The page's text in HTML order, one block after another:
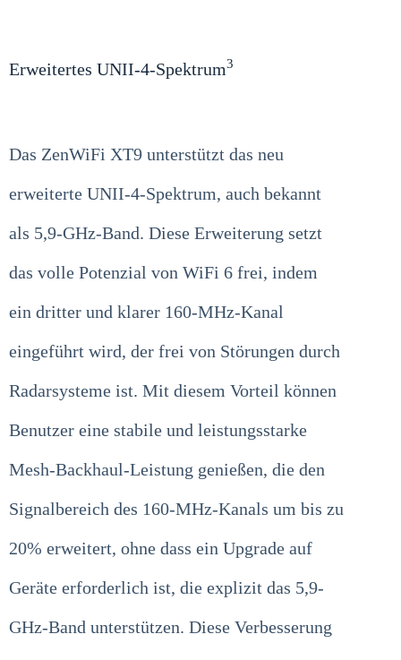
Erweitertes UNII-4-Spektrum3
Das ZenWiFi XT9 unterstützt das neu
erweiterte UNII-4-Spektrum, auch bekannt
als 5,9-GHz-Band. Diese Erweiterung setzt
das volle Potenzial von WiFi 6 frei, indem
ein dritter und klarer 160-MHz-Kanal
eingeführt wird, der frei von Störungen durch
Radarsysteme ist. Mit diesem Vorteil können
Benutzer eine stabile und leistungsstarke
Mesh-Backhaul-Leistung genießen, die den
Signalbereich des 160-MHz-Kanals um bis zu
20% erweitert, ohne dass ein Upgrade auf
Geräte erforderlich ist, die explizit das 5,9-
GHz-Band unterstützen. Diese Verbesserung